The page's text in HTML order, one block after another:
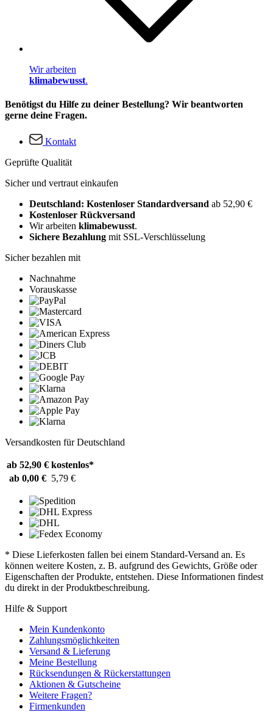
Wir arbeiten
klimabewusst.
Benötigst du Hilfe zu deiner Bestellung? Wir beantworten
gerne deine Fragen.
Kontakt
Geprüfte Qualität
Sicher und vertraut einkaufen
Deutschland: Kostenloser Standardversand ab 52,90 €
Kostenloser Rückversand
Wir arbeiten klimabewusst.
Sichere Bezahlung mit SSL-Verschlüsselung
Sicher bezahlen mit
Nachnahme
Vorauskasse
Versandkosten für Deutschland
ab 52,90 € kostenlos*
ab 0,00 € 5,79 €
* Diese Lieferkosten fallen bei einem Standard-Versand an. Es
können weitere Kosten, z. B. aufgrund des Gewichts, Größe oder
Eigenschaften der Produkte, entstehen. Diese Informationen findest
du direkt in der Produktbeschreibung.
Hilfe & Support
Mein Kundenkonto
Zahlungsmöglichkeiten
Versand & Lieferung
Meine Bestellung
Rücksendungen & Rückerstattungen
Aktionen & Gutscheine
Weitere Fragen?
Firmenkunden